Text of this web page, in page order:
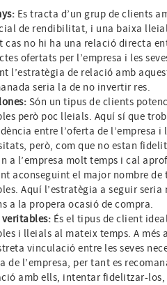
Es tracta d’un grup de clients
de rendibilitat, i una baixa
cas no hi ha una relació directa
ofertats per l’empresa i les
l’estratègia de relació amb
seria la de no invertir res.
Són un tipus de clients
però poc lleials. Aquí sí que
entre l’oferta de l’empresa i
però, com que no estan
a l’empresa molt temps i cal
aconseguint el major nombre de
Aquí l’estratègia a seguir seria
a la propera ocasió de compra.
veritables: És el tipus de client
i lleials al mateix temps. A més
vinculació entre les seves
de l’empresa, per tant es
amb ells, intentar fidelitzar-los,